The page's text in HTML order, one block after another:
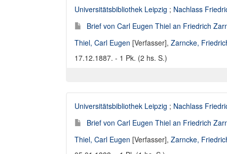
Universitätsbibliothek Leipzig ; Nachlass
Brief von Carl Eugen Thiel an Friedrich
Thiel, Carl Eugen [Verfasser], Zarncke,
17.12.1887. - 1 Pk. (2 hs. S.)
Universitätsbibliothek Leipzig ; Nachlass
Brief von Carl Eugen Thiel an Friedrich
Thiel, Carl Eugen [Verfasser], Zarncke,